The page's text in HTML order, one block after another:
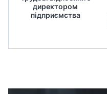
директором
підприємства